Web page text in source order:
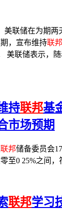
美联储在为期两
，宣布维持联邦
美联储表示，
持联邦基
市场预期
联邦储备委员会
至0 25%之间，
联邦学习